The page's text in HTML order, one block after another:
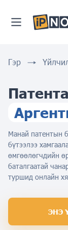
Гэр
Манай патентын
бүтээлээ
өмгөөлөгчдийн
баталгаатай
туршид онлайн
ЭНЭ